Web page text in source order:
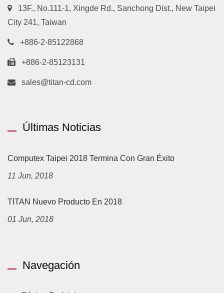
13F., No.111-1, Xingde Rd., Sanchong Dist., New Taipei
City 241, Taiwan
+886-2-85122868
+886-2-85123131
sales@titan-cd.com
Últimas Noticias
Computex Taipei 2018 Termina Con Gran Éxito
11 Jun, 2018
TITAN Nuevo Producto En 2018
01 Jun, 2018
Navegación